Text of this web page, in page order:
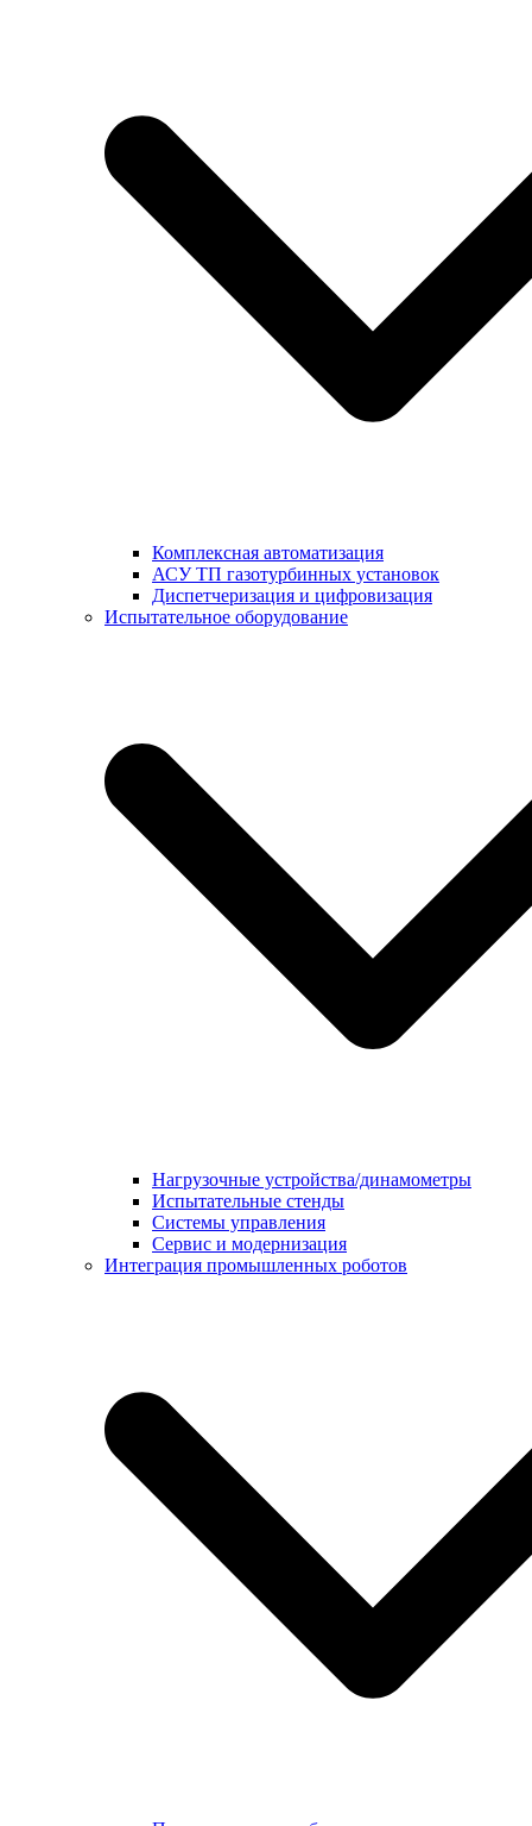
Комплексная автоматизация
АСУ ТП газотурбинных установок
Диспетчеризация и цифровизация
Испытательное оборудование
Нагрузочные устройства/динамометры
Испытательные стенды
Системы управления
Сервис и модернизация
Интеграция промышленных роботов